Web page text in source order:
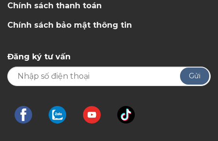
Chính sách thanh toán
Chính sách bảo mật thông tin
Đăng ký tư vấn